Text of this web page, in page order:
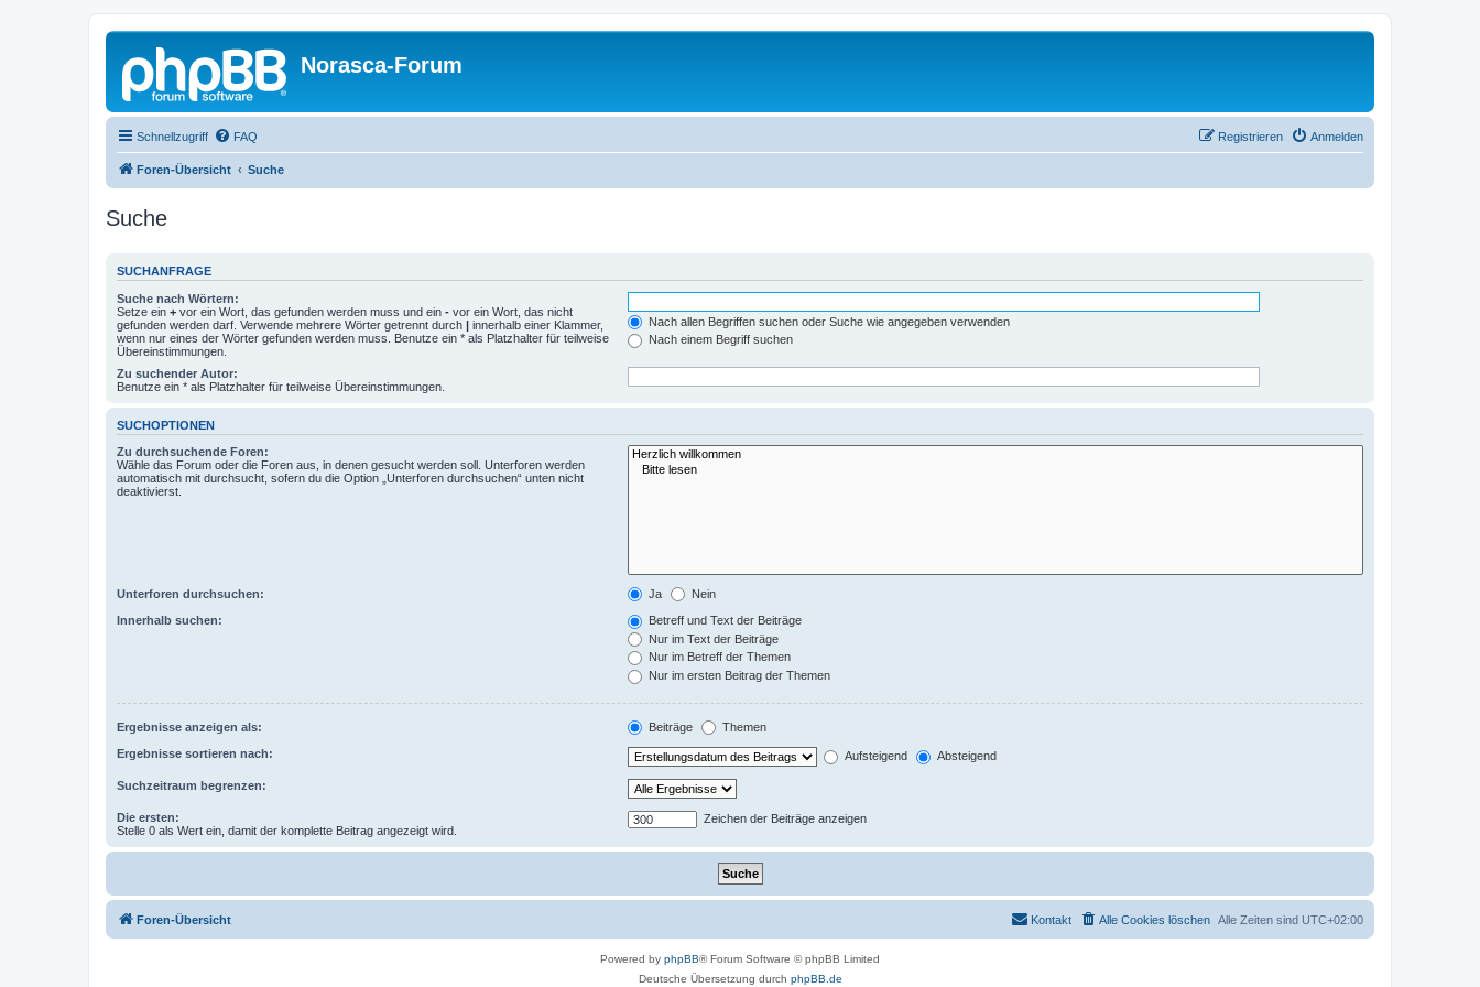
Norasca-Forum
Schnellzugriff FAQ Anmelden
Registrieren
Foren-Übersicht Suche
Suche
SUCHANFRAGE
Suche nach Wörtern:
Setze ein + vor ein Wort, das gefunden werden muss und ein - vor ein Wort, das nicht
gefunden werden darf. Verwende mehrere Wörter getrennt durch | innerhalb einer Klammer,
wenn nur eines der Wörter gefunden werden muss. Benutze ein * als Platzhalter für teilweise
Übereinstimmungen.
Nach allen Begriffen suchen oder Suche wie angegeben verwenden
Nach einem Begriff suchen
Zu suchender Autor:
Benutze ein * als Platzhalter für teilweise Übereinstimmungen.
SUCHOPTIONEN
Zu durchsuchende Foren:
Wähle das Forum oder die Foren aus, in denen gesucht werden soll. Unterforen werden
automatisch mit durchsucht, sofern du die Option „Unterforen durchsuchen“ unten nicht
deaktivierst.
Unterforen durchsuchen: Ja Nein
Innerhalb suchen:
Betreff und Text der Beiträge
Nur im Text der Beiträge
Nur im Betreff der Themen
Nur im ersten Beitrag der Themen
Ergebnisse anzeigen als: Beiträge Themen
Ergebnisse sortieren nach: Aufsteigend Absteigend
Suchzeitraum begrenzen:
Die ersten:
Stelle 0 als Wert ein, damit der komplette Beitrag angezeigt wird.
Zeichen der Beiträge anzeigen
Foren-Übersicht Alle Zeiten sind UTC+02:00
Alle Cookies löschen
Kontakt
Powered by phpBB® Forum Software © phpBB Limited
Deutsche Übersetzung durch phpBB.de